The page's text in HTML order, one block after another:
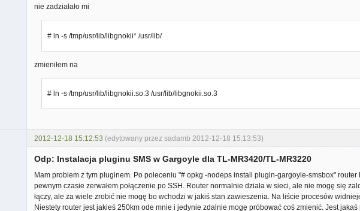
nie zadziałało mi
# ln -s /tmp/usr/lib/libgnokii* /usr/lib/
zmieniłem na
# ln -s /tmp/usr/lib/libgnokii.so.3 /usr/lib/libgnokii.so.3
2012-12-18 15:12:53 (edytowany przez sadamb 2012-12-18 15:13:53)
Odp: Instalacja pluginu SMS w Gargoyle dla TL-MR3420/TL-MR3220
Mam problem z tym pluginem. Po poleceniu "# opkg -nodeps install plugin-gargoyle-smsbox" router
pewnym czasie zerwałem połączenie po SSH. Router normalnie działa w sieci, ale nie mogę się
łączy, ale za wiele zrobić nie mogę bo wchodzi w jakiś stan zawieszenia. Na liście procesów
Niestety router jest jakieś 250km ode mnie i jedynie zdalnie mogę próbować coś zmienić. Jest